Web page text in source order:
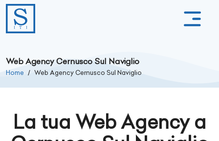
Web Agency Cernusco Sul Naviglio
Home Web Agency Cernusco Sul Naviglio
La tua Web Agency a